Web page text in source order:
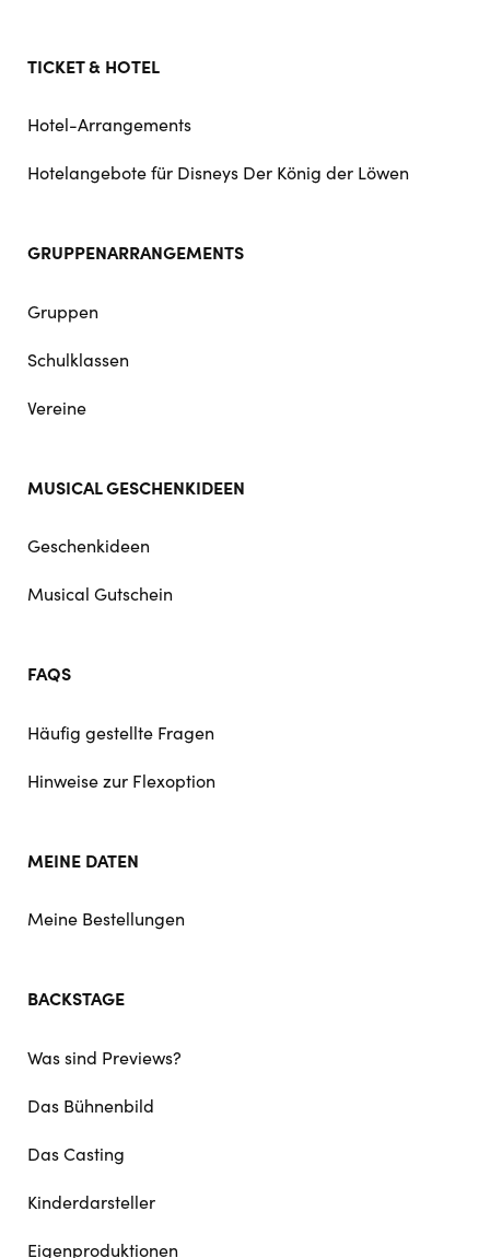
TICKET & HOTEL
Hotel-Arrangements
Hotelangebote für Disneys Der König der Löwen
GRUPPENARRANGEMENTS
Gruppen
Schulklassen
Vereine
MUSICAL GESCHENKIDEEN
Geschenkideen
Musical Gutschein
FAQS
Häufig gestellte Fragen
Hinweise zur Flexoption
MEINE DATEN
Meine Bestellungen
BACKSTAGE
Was sind Previews?
Das Bühnenbild
Das Casting
Kinderdarsteller
Eigenproduktionen